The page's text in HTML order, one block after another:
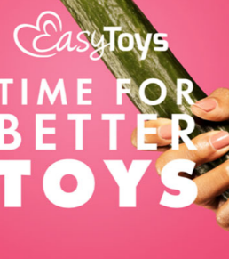
Work
Culture
Insights
Careers
Contact
Eindhoven (HQ)